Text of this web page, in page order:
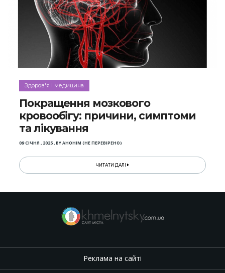
Здоров'я і медицина
Покращення мозкового
кровообігу: причини, симптоми
та лікування
09 СІЧНЯ , 2025,BYАНОНІМ (НЕ ПЕРЕВІРЕНО)
ЧИТАТИ ДАЛІ
Реклама на сайті